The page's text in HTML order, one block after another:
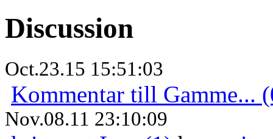
Discussion
Oct.23.15 15:51:03
Kommentar till Gamme...
Nov.08.11 23:10:09